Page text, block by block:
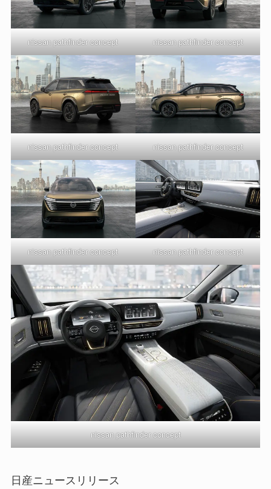
nissan pathfinder concept nissan pathfinder concept
nissan pathfinder concept nissan pathfinder concept
nissan pathfinder concept nissan pathfinder concept
nissan pathfinder concept
日産ニュースリリース